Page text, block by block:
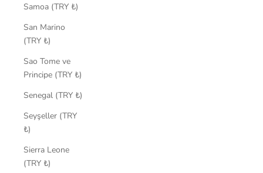
Samoa (TRY ₺)
San Marino
(TRY ₺)
Sao Tome ve
Principe (TRY ₺)
Senegal (TRY ₺)
Seyşeller (TRY
₺)
Sierra Leone
(TRY ₺)